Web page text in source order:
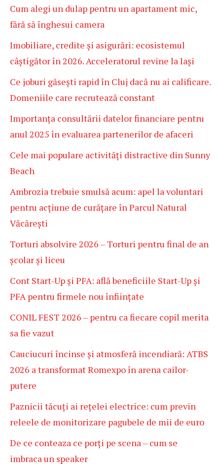
Cum alegi un dulap pentru un apartament mic,
fără să înghesui camera
Imobiliare, credite și asigurări: ecosistemul
câștigător în 2026. Acceleratorul revine la Iași
Ce joburi găsești rapid în Cluj dacă nu ai calificare.
Domeniile care recrutează constant
Importanța consultării datelor financiare pentru
anul 2025 în evaluarea partenerilor de afaceri
Cele mai populare activități distractive din Sunny
Beach
Ambrozia trebuie smulsă acum: apel la voluntari
pentru acțiune de curățare în Parcul Natural
Văcărești
Torturi absolvire 2026 – Torturi pentru final de an
școlar și liceu
Cont Start-Up și PFA: află beneficiile Start-Up și
PFA pentru firmele nou înființate
CONIL FEST 2026 – pentru ca fiecare copil merita
sa fie vazut
Cauciucuri încinse și atmosferă incendiară: ATBS
2026 a transformat Romexpo în arena cailor-
putere
Paznicii tăcuți ai rețelei electrice: cum previn
releele de monitorizare pagubele de mii de euro
De ce conteaza ce porți pe scena – cum se
imbraca un speaker